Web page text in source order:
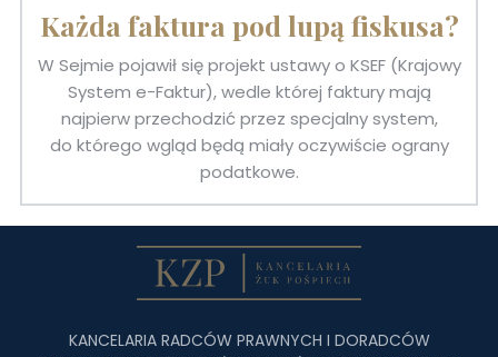
Każda faktura pod lupą fiskusa?
W Sejmie pojawił się projekt ustawy o KSEF (Krajowy
System e-Faktur), wedle której faktury mają
najpierw przechodzić przez specjalny system,
do którego wgląd będą miały oczywiście ograny
podatkowe.
KANCELARIA RADCÓW PRAWNYCH I DORADCÓW